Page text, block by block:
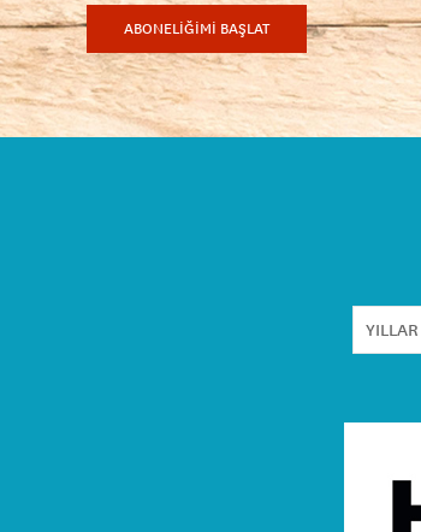
ABONELİĞİMİ BAŞLAT